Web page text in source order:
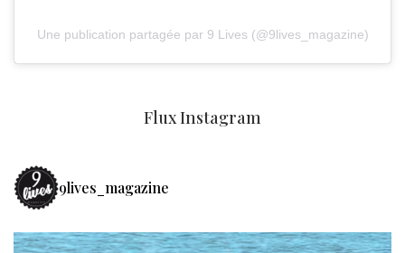
Une publication partagée par 9 Lives (@9lives_magazine)
Flux Instagram
9lives_magazine